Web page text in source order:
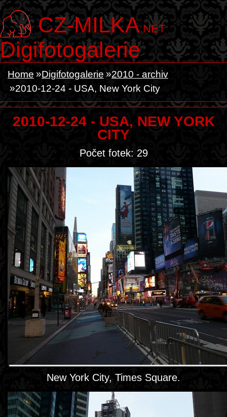
CZ-MILKA.NET
Digifotogalerie
Home Digifotogalerie
2010 - archiv
2010-12-24 - USA, New York City
2010-12-24 - USA, NEW YORK
CITY
Počet fotek: 29
New York City, Times Square.